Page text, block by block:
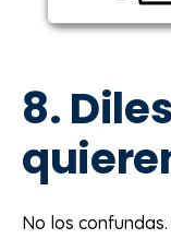
8.
No los